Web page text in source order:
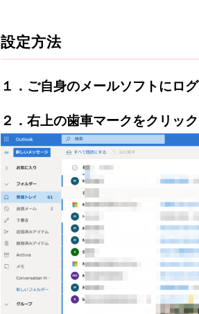
設定方法
１．ご自身のメールソフトにログ
２．右上の歯車マークをクリック